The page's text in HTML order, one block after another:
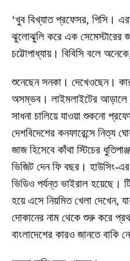
‘খুব বিখ্যাত প্রফেসর, পিসি।
ঝুলোঝুলি করে এক সেমেস্টারের
চট্টোপাধ্যায়। বিবিসি বলে
শুনেছেন সনকা। দেখেওছেন।
অসম্ভব। লাইমলাইটের আড়ালে
সাধনা চালিয়ে যাওয়া শুকনো
দেশবিদেশের কনফারেন্সে নিত্য
জাজ হিসেবে কাঁথা স্টিচের
ভিজিট দেন ফি বছর। হাউসিং-এর
ভিডিও পর্যন্ত ভাইরাল হয়েছে।
হয়ে এসে নিয়মিত খেলা দেখেন,
দোকানের নাম থেকে শুরু করে
বাংলাদেশের কারও জানতে বাকি